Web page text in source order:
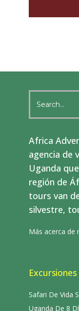
for:
Africa
agencia de
Uganda
región de
tours van
silvestre,
Más acerca de
Safari De Vida
Uganda De 8